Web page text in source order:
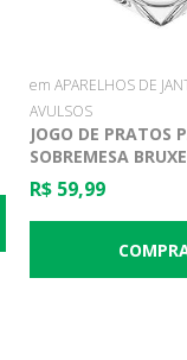
em APARELHOS DE
AVULSOS
JOGO DE PRATOS
SOBREMESA
PEÇAS
R$ 59,99